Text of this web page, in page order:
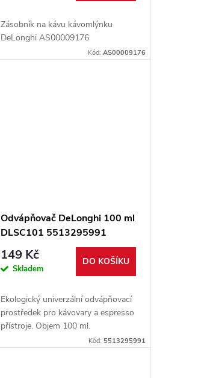
Zásobník na kávu kávomlýnku
DeLonghi AS00009176
Kód: AS00009176
Odvápňovač DeLonghi 100 ml
DLSC101 5513295991
149 Kč
Skladem
DO KOŠÍKU
Ekologický univerzální odvápňovací
prostředek pro kávovary a espresso
přístroje. Objem 100 ml.
Kód: 5513295991